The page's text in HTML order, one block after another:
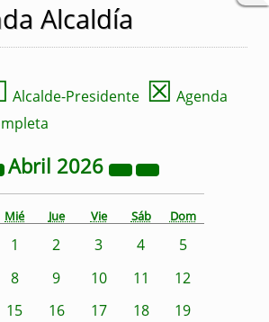
Alcaldía
Alcalde-Presidente ☒ Agenda
Abril 2026
Mié Jue Vie Sáb Dom
1 2 3 4
5
8 9 10 11
12
15 16 17 18
19